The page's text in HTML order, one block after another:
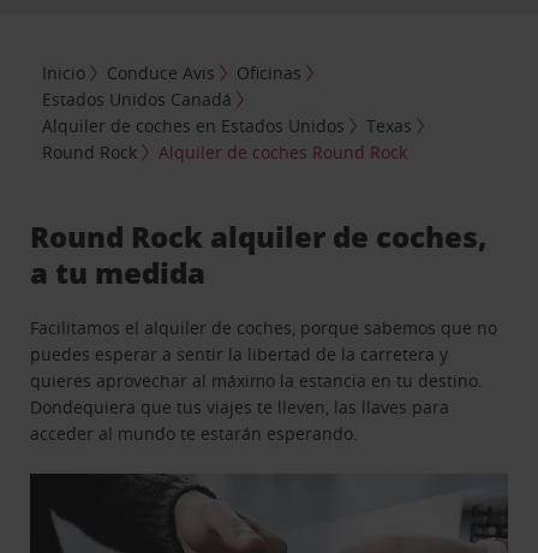
Inicio Conduce Avis
Oficinas
Estados Unidos Canadá
Alquiler de coches en Estados Unidos
Texas
Round Rock
Alquiler de coches Round Rock
Round Rock alquiler de coches,
a tu medida
Facilitamos el alquiler de coches, porque sabemos que no
puedes esperar a sentir la libertad de la carretera y
quieres aprovechar al máximo la estancia en tu destino.
Dondequiera que tus viajes te lleven, las llaves para
acceder al mundo te estarán esperando.